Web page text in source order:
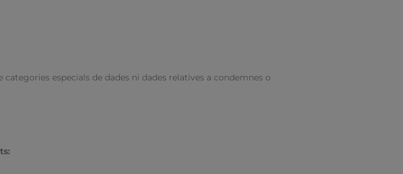
especials de dades ni dades relatives a condemnes o